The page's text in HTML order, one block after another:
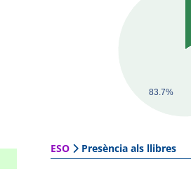
83.7%
ESO Presència als llibres